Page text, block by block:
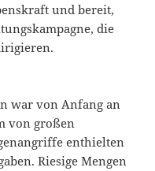
und bereit,
die
war von Anfang an
von großen
enthielten
Riesige Mengen